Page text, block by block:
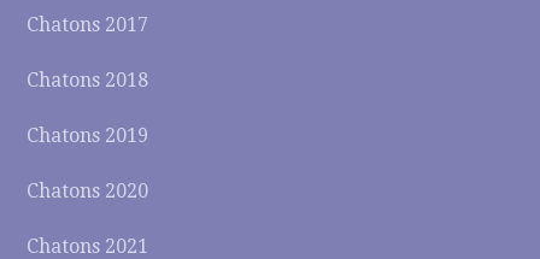
Chatons 2017
Chatons 2018
Chatons 2019
Chatons 2020
Chatons 2021